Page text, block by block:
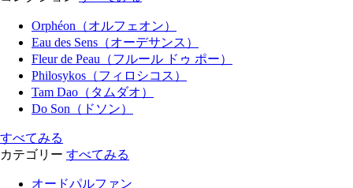
Orphéon（オルフェオン）
Eau des Sens（オーデサンス）
Fleur de Peau（フルール ドゥ ポー）
Philosykos（フィロシコス）
Tam Dao（タムダオ）
Do Son（ドソン）
すべてみる
カテゴリー すべてみる
オードパルファン